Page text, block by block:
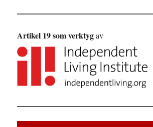
Artikel 19 som verktygav